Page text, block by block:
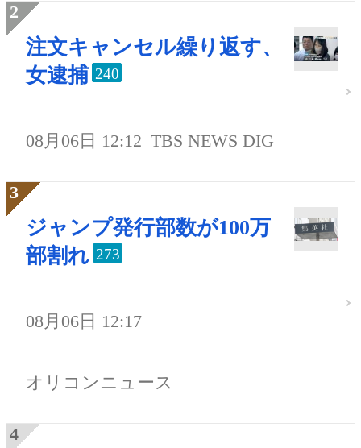
注文キャンセル繰り返す、
女逮捕 240
08月06日 12:12 TBS NEWS DIG
ジャンプ発行部数が100万
部割れ 273
08月06日 12:17
オリコンニュース